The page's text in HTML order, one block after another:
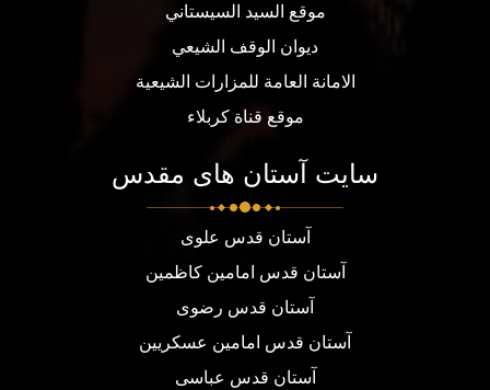
موقع السيد السيستاني
ديوان الوقف الشيعي
الامانة العامة للمزارات الشيعية
موقع قناة كربلاء
سایت آستان های مقدس
آستان قدس علوی
آستان قدس امامین کاظمین
آستان قدس رضوی
آستان قدس امامین عسکریین
آستان قدس عباسی